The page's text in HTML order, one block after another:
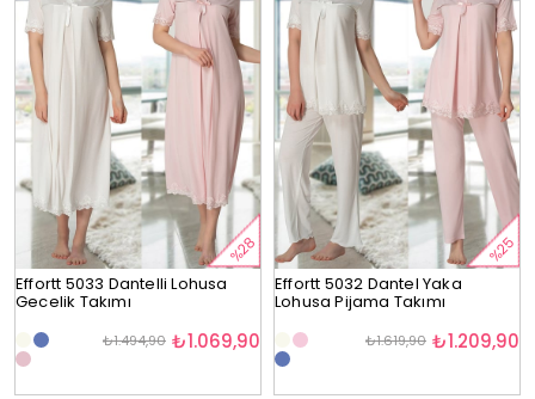
%28
Effortt 5033 Dantelli Lohusa
Gecelik Takımı
₺1.069,90
₺1.494,90
%25
Effortt 5032 Dantel Yaka
Lohusa Pijama Takımı
₺1.209,90
₺1.619,90